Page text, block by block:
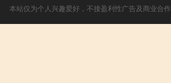
本站仅为个人兴趣爱好，不接盈利性广告及商业合作